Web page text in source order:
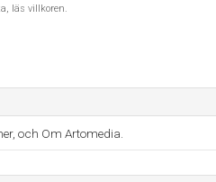
läs villkoren.
och Om Artomedia.